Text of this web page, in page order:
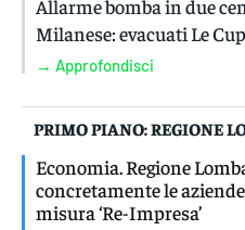
Allarme bomba in due
Milanese: evacuati Le
→ Approfondisci
PRIMO PIANO: REGIONE
Economia. Regione
concretamente le
misura ‘Re-Impresa’